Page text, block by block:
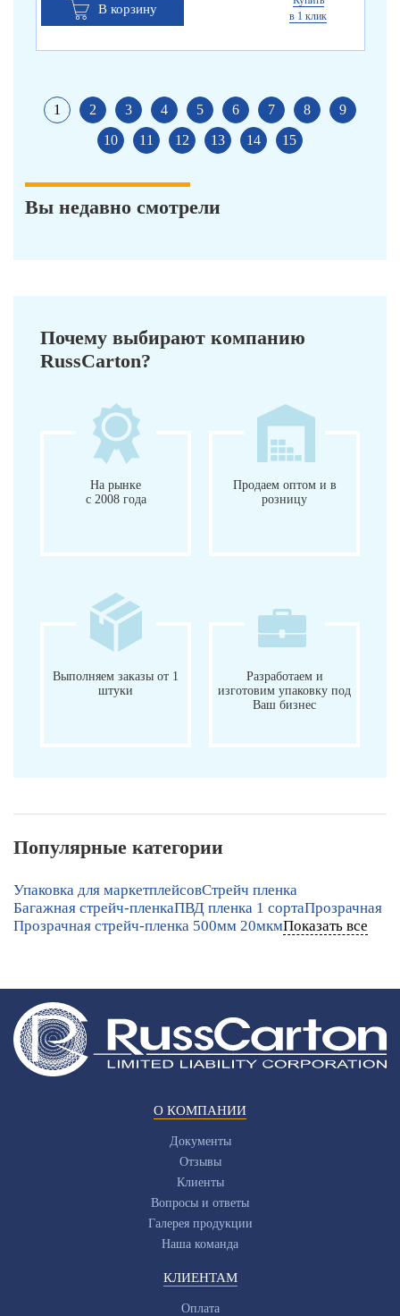
В корзину
в 1 клик
1 2 3 4 5 6 7 8
9
10
11 12 13 14 15
Вы недавно смотрели
Почему выбирают компанию
RussCarton?
На рынке
с 2008 года
Продаем оптом и в
розницу
Выполняем заказы от 1
штуки
Разработаем и
изготовим упаковку под
Ваш бизнес
Популярные категории
Упаковка для маркетплейсовСтрейч пленка
Багажная стрейч-пленкаПВД пленка 1 сортаПрозрачная
Прозрачная стрейч-пленка 500мм 20мкмПоказать все
О КОМПАНИИ
Документы
Отзывы
Клиенты
Вопросы и ответы
Галерея продукции
Наша команда
КЛИЕНТАМ
Оплата